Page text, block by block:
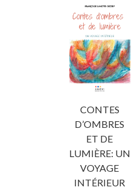
CONTES
D’OMBRES
ET DE
LUMIÈRE: UN
VOYAGE
INTÉRIEUR